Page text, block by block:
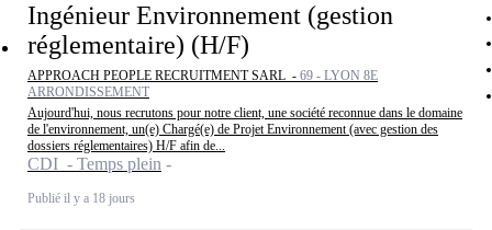
Ingénieur Environnement (gestion
réglementaire) (H/F)
APPROACH PEOPLE RECRUITMENT SARL - 69 - LYON 8E
ARRONDISSEMENT
Aujourd'hui, nous recrutons pour notre client, une société reconnue dans le domaine
de l'environnement, un(e) Chargé(e) de Projet Environnement (avec gestion des
dossiers réglementaires) H/F afin de...
CDI - Temps plein
Publié il y a 18 jours